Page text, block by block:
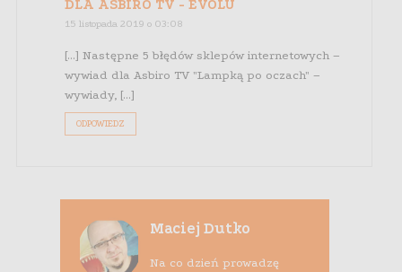
DLA ASBIRO TV - EVOLU
15 listopada 2019 o 03:08
[…] Następne 5 błędów sklepów internetowych –
wywiad dla Asbiro TV "Lampką po oczach" –
wywiady, […]
ODPOWIEDZ
Maciej Dutko
Na co dzień prowadzę